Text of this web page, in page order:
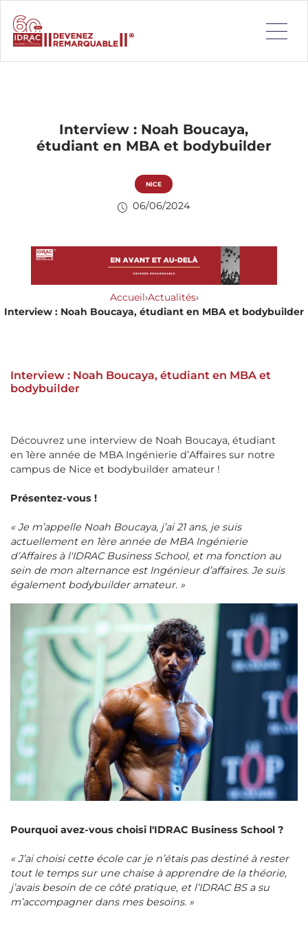
Interview : Noah Boucaya,
étudiant en MBA et bodybuilder
NICE
06/06/2024
Accueil›Actualités›
Interview : Noah Boucaya, étudiant en MBA et bodybuilder
Interview : Noah Boucaya, étudiant en MBA et
bodybuilder
Découvrez une interview de Noah Boucaya, étudiant
en 1ère année de MBA Ingénierie d’Affaires sur notre
campus de Nice et bodybuilder amateur !
Présentez-vous !
« Je m’appelle Noah Boucaya, j’ai 21 ans, je suis
actuellement en 1ère année de MBA Ingénierie
d’Affaires à l'IDRAC Business School, et ma fonction au
sein de mon alternance est Ingénieur d’affaires. Je suis
également bodybuilder amateur. »
Pourquoi avez-vous choisi l'IDRAC Business School ?
« J’ai choisi cette école car je n’étais pas destiné à rester
tout le temps sur une chaise à apprendre de la théorie,
j’avais besoin de ce côté pratique, et l’IDRAC BS a su
m’accompagner dans mes besoins. »